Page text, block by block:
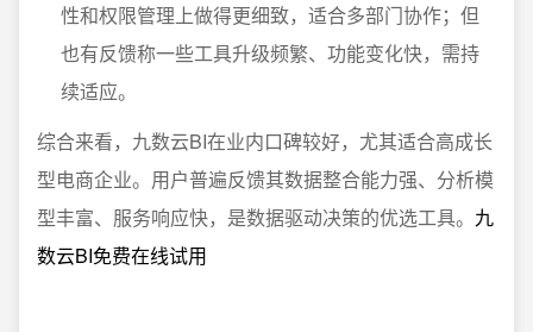
性和权限管理上做得更细致，适合多部门协作；但
也有反馈称一些工具升级频繁、功能变化快，需持
续适应。
综合来看，九数云BI在业内口碑较好，尤其适合高成长
型电商企业。用户普遍反馈其数据整合能力强、分析模
型丰富、服务响应快，是数据驱动决策的优选工具。 九
数云BI免费在线试用